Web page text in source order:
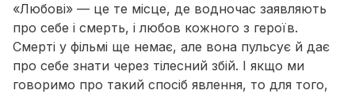
«Любові» — це те місце, де водночас заявляють
про себе і смерть, і любов кожного з героїв.
Смерті у фільмі ще немає, але вона пульсує й дає
про себе знати через тілесний збій. І якщо ми
говоримо про такий спосіб явлення, то для того,